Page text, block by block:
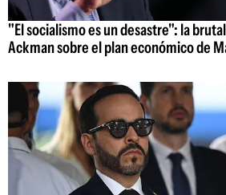
"El socialismo es un desastre": la
Ackman sobre el plan económico de